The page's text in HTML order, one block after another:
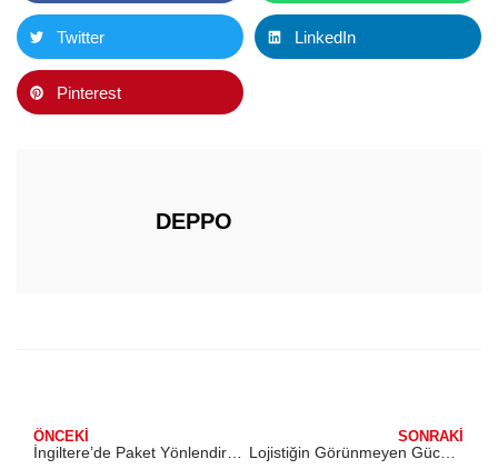
Twitter LinkedIn
Pinterest
DEPPO
ÖNCEKI SONRAKI
Lojistiğin Görünmeyen Gücü: Streç Film, Bant, Köpük ve Kartonun Depo Operasyonlarındaki Kritik Rolü